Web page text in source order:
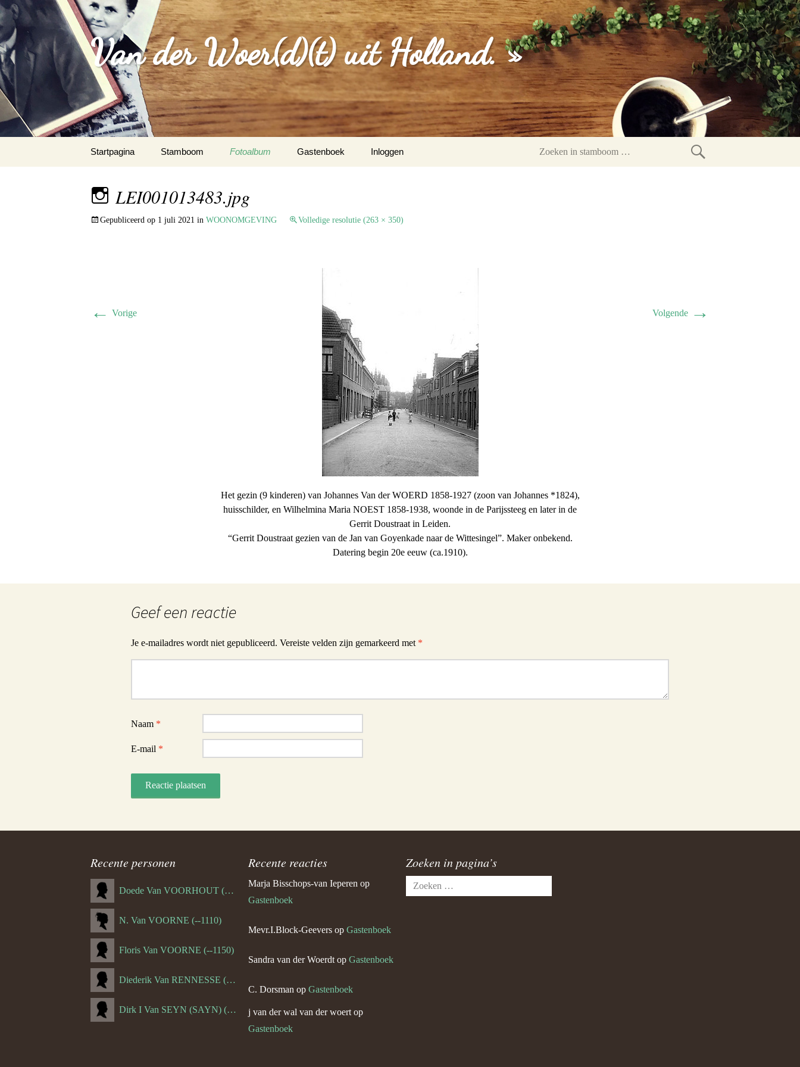
Van der Woer(d)(t) uit Holland. »
naar
Startpagina Stamboom Fotoalbum Gastenboek
Inloggen
Zoeken
LEI001013483.jpg
Gepubliceerd op 1 juli 2021 in WOONOMGEVING Volledige resolutie (263 × 350)
← Vorige Volgende →
Het gezin (9 kinderen) van Johannes Van der WOERD 1858-1927 (zoon van Johannes *1824),
huisschilder, en Wilhelmina Maria NOEST 1858-1938, woonde in de Parijssteeg en later in de
Gerrit Doustraat in Leiden.
“Gerrit Doustraat gezien van de Jan van Goyenkade naar de Wittesingel”. Maker onbekend.
Datering begin 20e eeuw (ca.1910).
Geef een reactie
Je e-mailadres wordt niet gepubliceerd. Vereiste velden zijn gemarkeerd met *
Naam *
E-mail *
Recente personen
Doede Van VOORHOUT (Van FORNEHOLT) (--1101)
N. Van VOORNE (--1110)
Floris Van VOORNE (--1150)
Diederik Van RENNESSE (--1144)
Dirk I Van SEYN (SAYN) (--1120)
Recente reacties
Marja Bisschops-van Ieperen op
Gastenboek
Mevr.I.Block-Geevers op Gastenboek
Sandra van der Woerdt op Gastenboek
C. Dorsman op Gastenboek
j van der wal van der woert op
Gastenboek
Zoeken in pagina’s
Zoeken
naar: